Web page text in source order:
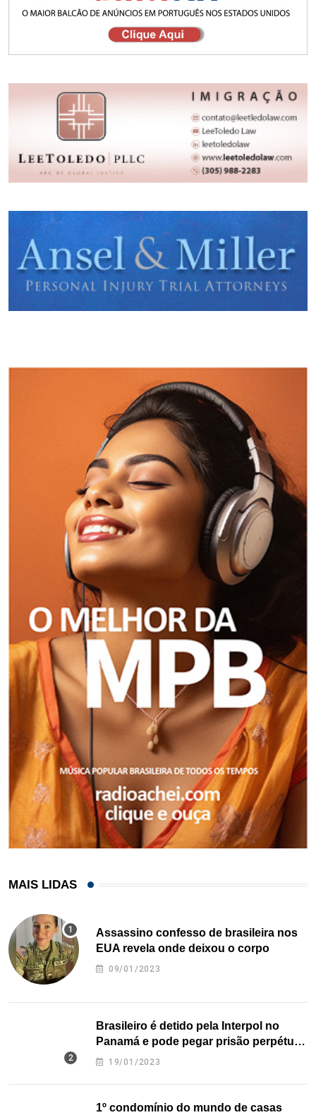
MAIS LIDAS
Assassino confesso de brasileira nos
EUA revela onde deixou o corpo
09/01/2023
Brasileiro é detido pela Interpol no
Panamá e pode pegar prisão perpétua
nos EUA
19/01/2023
1º condomínio do mundo de casas